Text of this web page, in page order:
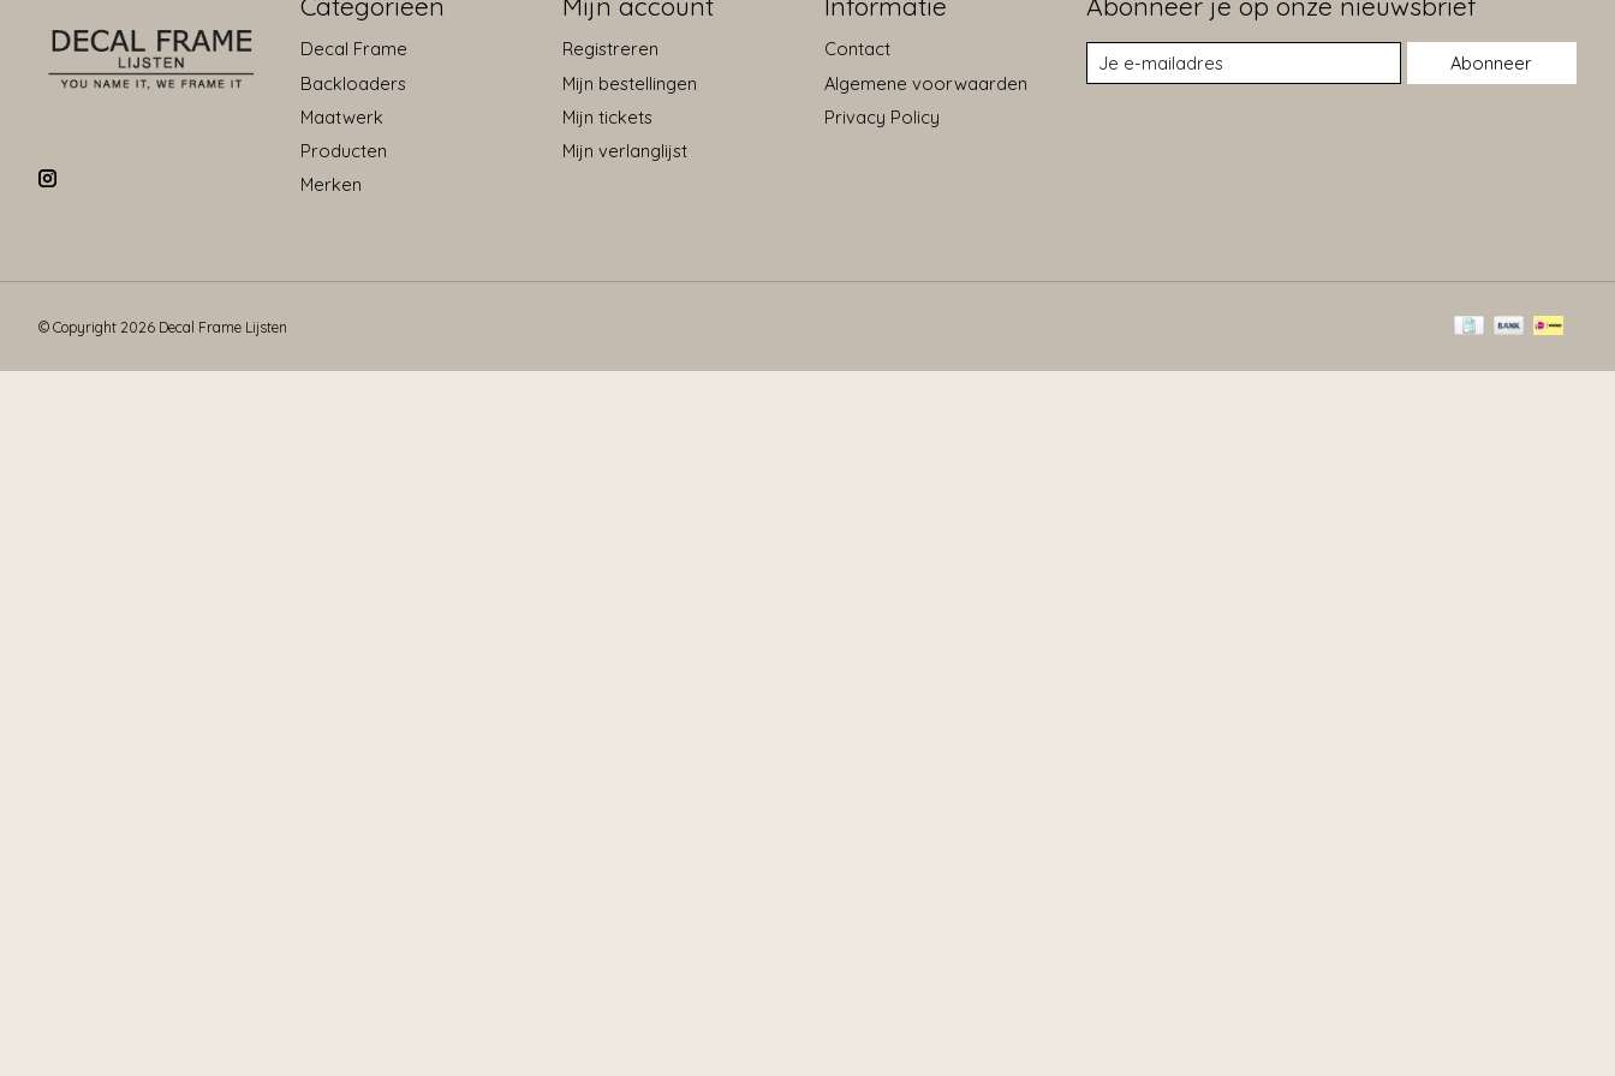
Decal Frame
Backloaders
Maatwerk
Producten
Merken
Registreren
Mijn bestellingen
Mijn tickets
Mijn verlanglijst
Contact
Algemene voorwaarden
Privacy Policy
Abonneer
© Copyright 2026 Decal Frame Lijsten